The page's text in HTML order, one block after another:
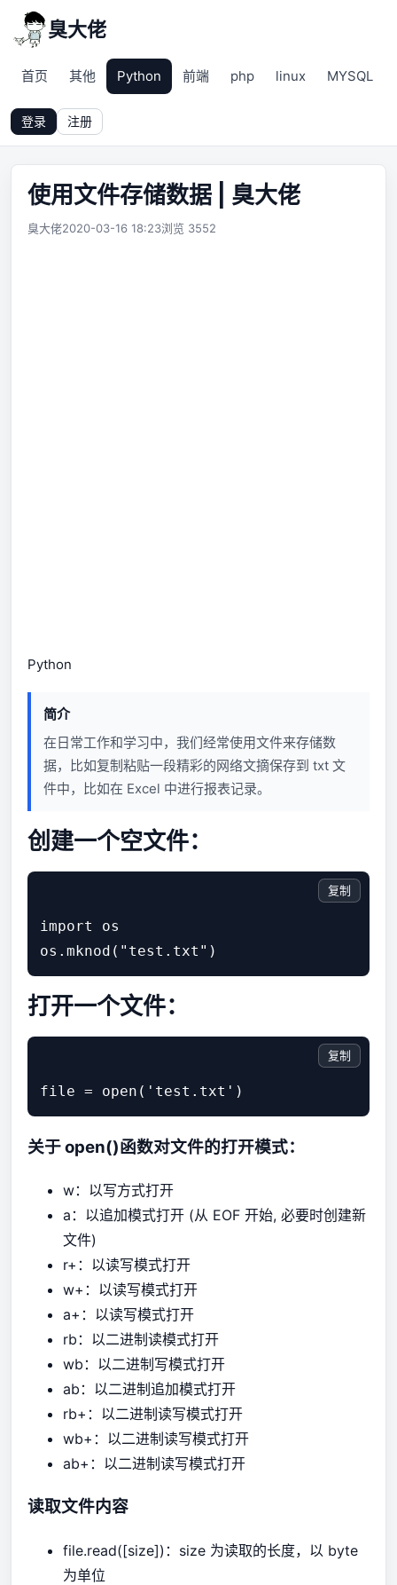
臭大佬
首页 其他 Python 前端 php linux MYSQL
登录 注册
使用文件存储数据 | 臭大佬
臭大佬2020-03-16 18:23浏览 3552
Python
简介
在日常工作和学习中，我们经常使用文件来存储数
据，比如复制粘贴一段精彩的网络文摘保存到 txt 文
件中，比如在 Excel 中进行报表记录。
创建一个空文件：
import os
复制
打开一个文件：
复制
关于 open()函数对文件的打开模式：
w：以写方式打开
a：以追加模式打开 (从 EOF 开始, 必要时创建新
文件)
r+：以读写模式打开
w+：以读写模式打开
a+：以读写模式打开
rb：以二进制读模式打开
wb：以二进制写模式打开
ab：以二进制追加模式打开
rb+：以二进制读写模式打开
wb+：以二进制读写模式打开
ab+：以二进制读写模式打开
读取文件内容
file.read([size])：size 为读取的长度，以 byte
为单位